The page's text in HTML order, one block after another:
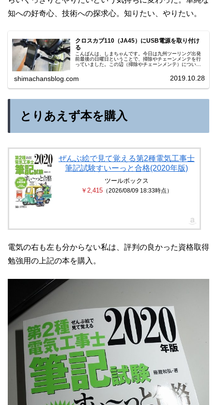
知への好奇心、技術への探求心。知りたい、やりたい。
クロスカブ110（JA45）にUSB電源を取り付け
る
こんばんは、しまちゃんです。今日は九州ツーリング出発
前最後の日曜日ということで、掃除やチェーンメンテを行
っていました。この辺（掃除やチェーンメンテ）について
shimachansblog.com 2019.10.28
とりあえず本を購入
ぜんぶ絵で見て覚える第2種電気工事士
筆記試験すいーっと合格(2020年版)
ツールボックス
￥2,415（2026/08/09 18:33時点）
電気の右も左も分からない私は、評判の良かった資格取得
勉強用の上記の本を購入。